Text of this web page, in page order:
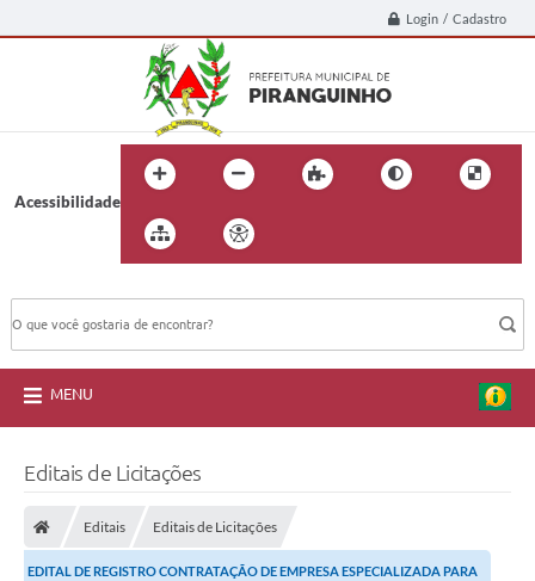
Login / Cadastro
Acessibilidade
MENU
Editais de Licitações
Editais Editais de Licitações
EDITAL DE REGISTRO CONTRATAÇÃO DE EMPRESA ESPECIALIZADA PARA